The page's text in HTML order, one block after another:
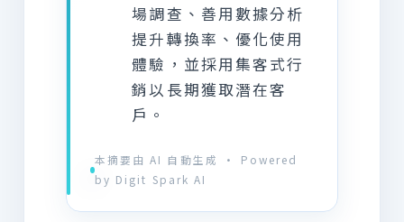
場調查、善用數據分析
提升轉換率、優化使用
體驗，並採用集客式行
銷以長期獲取潛在客
戶。
本摘要由 AI 自動生成 · Powered
by Digit Spark AI